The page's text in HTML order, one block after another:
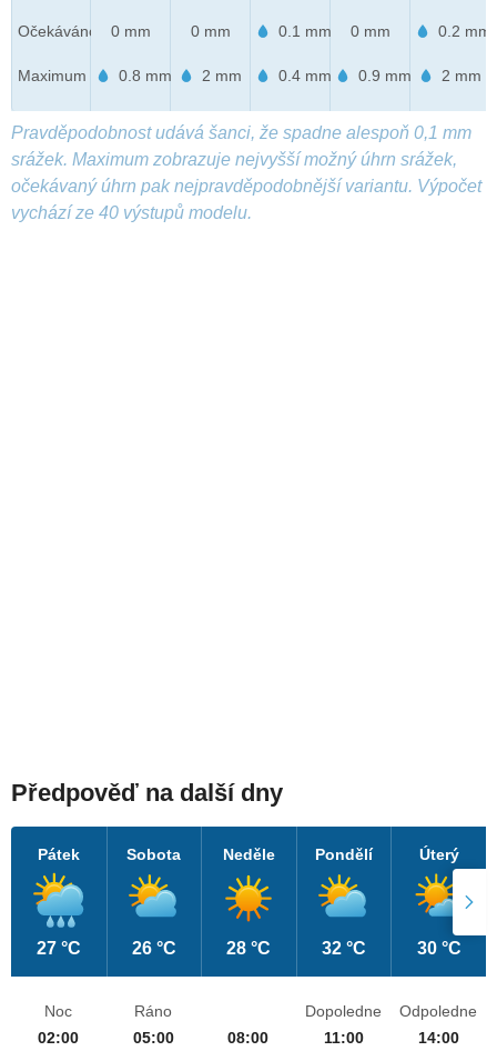
Očekáváno
Maximum
0 mm
0.8 mm
0 mm
2 mm
0.1 mm
0.4 mm
0 mm
0.9 mm
0.2 mm
2 mm
Pravděpodobnost udává šanci, že spadne alespoň 0,1 mm
srážek. Maximum zobrazuje nejvyšší možný úhrn srážek,
očekávaný úhrn pak nejpravděpodobnější variantu. Výpočet
vychází ze 40 výstupů modelu.
Předpověď na další dny
Pátek
27 °C
Sobota
26 °C
Neděle
28 °C
Pondělí
32 °C
Úterý
30 °C
Noc
02:00
Ráno
05:00
08:00
Dopoledne
11:00
Odpoledne
14:00